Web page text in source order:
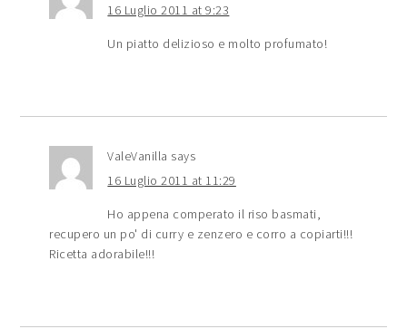
16 Luglio 2011 at 9:23
Un piatto delizioso e molto profumato!
ValeVanilla says
16 Luglio 2011 at 11:29
Ho appena comperato il riso basmati,
recupero un po' di curry e zenzero e corro a copiarti!!!
Ricetta adorabile!!!